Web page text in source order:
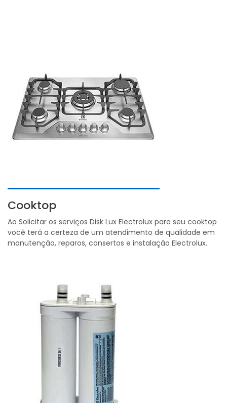
Cooktop
Ao Solicitar os serviços Disk Lux Electrolux para seu cooktop
você terá a certeza de um atendimento de qualidade em
manutenção, reparos, consertos e instalação Electrolux.